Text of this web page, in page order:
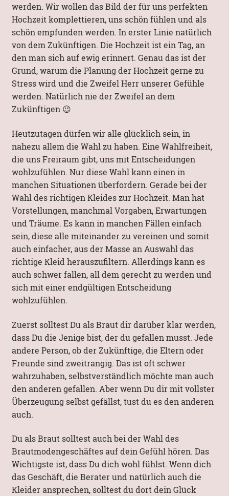
werden. Wir wollen das Bild der für uns perfekten
Hochzeit komplettieren, uns schön fühlen und als
schön empfunden werden. In erster Linie natürlich
von dem Zukünftigen. Die Hochzeit ist ein Tag, an
den man sich auf ewig erinnert. Genau das ist der
Grund, warum die Planung der Hochzeit gerne zu
Stress wird und die Zweifel Herr unserer Gefühle
werden. Natürlich nie der Zweifel an dem
Zukünftigen 😉
Heutzutagen dürfen wir alle glücklich sein, in
nahezu allem die Wahl zu haben. Eine Wahlfreiheit,
die uns Freiraum gibt, uns mit Entscheidungen
wohlzufühlen. Nur diese Wahl kann einen in
manchen Situationen überfordern. Gerade bei der
Wahl des richtigen Kleides zur Hochzeit. Man hat
Vorstellungen, manchmal Vorgaben, Erwartungen
und Träume. Es kann in manchen Fällen einfach
sein, diese alle miteinander zu vereinen und somit
auch einfacher, aus der Masse an Auswahl das
richtige Kleid herauszufiltern. Allerdings kann es
auch schwer fallen, all dem gerecht zu werden und
sich mit einer endgültigen Entscheidung
wohlzufühlen.
Zuerst solltest Du als Braut dir darüber klar werden,
dass Du die Jenige bist, der du gefallen musst. Jede
andere Person, ob der Zukünftige, die Eltern oder
Freunde sind zweitrangig. Das ist oft schwer
wahrzuhaben, selbstverständlich möchte man auch
den anderen gefallen. Aber wenn Du dir mit vollster
Überzeugung selbst gefällst, tust du es den anderen
auch.
Du als Braut solltest auch bei der Wahl des
Brautmodengeschäftes auf dein Gefühl hören. Das
Wichtigste ist, dass Du dich wohl fühlst. Wenn dich
das Geschäft, die Berater und natürlich auch die
Kleider ansprechen, solltest du dort dein Glück